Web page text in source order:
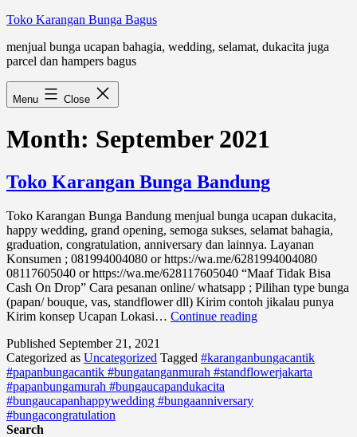
Skip
content
Toko Karangan Bunga Bagus
menjual bunga ucapan bahagia, wedding, selamat, dukacita juga
parcel dan hampers bagus
Menu Close
Month: September 2021
Toko Karangan Bunga Bandung
Toko Karangan Bunga Bandung menjual bunga ucapan dukacita,
happy wedding, grand opening, semoga sukses, selamat bahagia,
graduation, congratulation, anniversary dan lainnya. Layanan
Konsumen ; 081994004080 or https://wa.me/6281994004080
08117605040 or https://wa.me/628117605040 “Maaf Tidak Bisa
Cash On Drop” Cara pesanan online/ whatsapp ; Pilihan type bunga
(papan/ bouque, vas, standflower dll) Kirim contoh jikalau punya
Kirim konsep Ucapan Lokasi… Continue readingToko
Bandung
Published September 21, 2021
Categorized as Uncategorized Tagged #karanganbungacantik
#papanbungacantik #bungatanganmurah #standflowerjakarta
#papanbungamurah #bungaucapandukacita
#bungaucapanhappywedding #bungaanniversary
#bungacongratulation
Search